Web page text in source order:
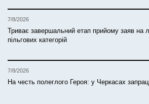
7/8/2026
Триває завершальний етап прийому заяв на
пільгових категорій
7/8/2026
На честь полеглого Героя: у Черкасах